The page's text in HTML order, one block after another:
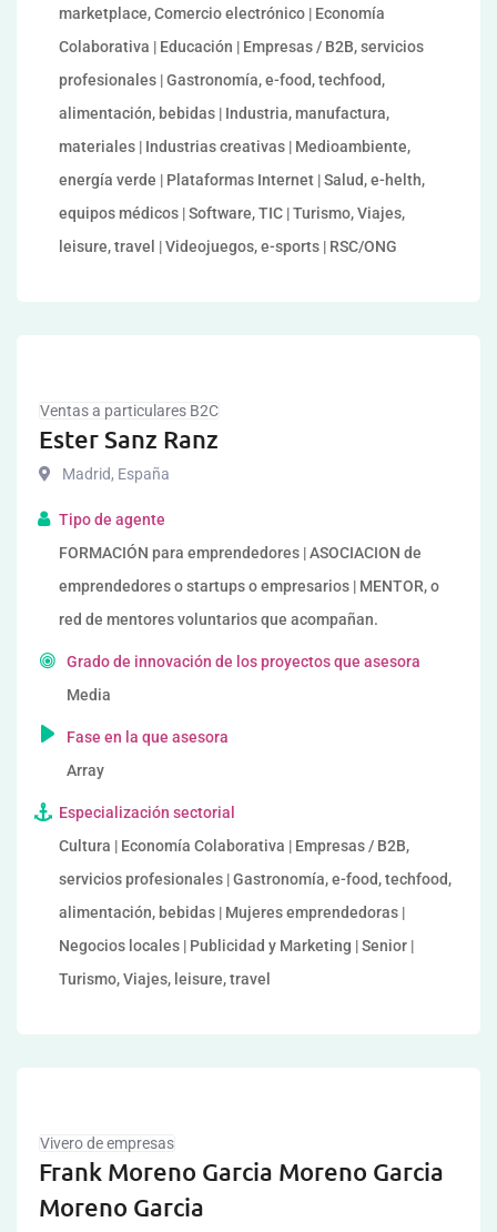
marketplace, Comercio electrónico | Economía
Colaborativa | Educación | Empresas / B2B, servicios
profesionales | Gastronomía, e-food, techfood,
alimentación, bebidas | Industria, manufactura,
materiales | Industrias creativas | Medioambiente,
energía verde | Plataformas Internet | Salud, e-helth,
equipos médicos | Software, TIC | Turismo, Viajes,
leisure, travel | Videojuegos, e-sports | RSC/ONG
Ventas a particulares B2C
Ester Sanz Ranz
Madrid, España
Tipo de agente
FORMACIÓN para emprendedores | ASOCIACION de
emprendedores o startups o empresarios | MENTOR, o
red de mentores voluntarios que acompañan.
Grado de innovación de los proyectos que asesora
Media
Fase en la que asesora
Array
Especialización sectorial
Cultura | Economía Colaborativa | Empresas / B2B,
servicios profesionales | Gastronomía, e-food, techfood,
alimentación, bebidas | Mujeres emprendedoras |
Negocios locales | Publicidad y Marketing | Senior |
Turismo, Viajes, leisure, travel
Vivero de empresas
Frank Moreno Garcia Moreno Garcia
Moreno Garcia